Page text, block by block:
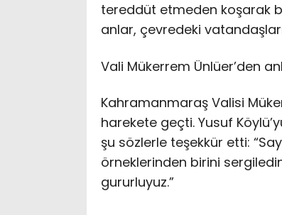
tereddüt etmeden koşarak
anlar, çevredeki
Vali Mükerrem Ünlüer’den
Kahramanmaraş Valisi
harekete geçti. Yusuf
şu sözlerle teşekkür etti:
örneklerinden birini
gururluyuz.”